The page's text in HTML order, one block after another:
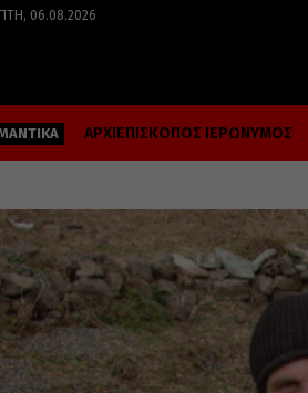
06.08.2026
ΑΡΧΙΕΠΙΣΚΟΠΟΣ ΙΕΡΩΝΥΜΟΣ